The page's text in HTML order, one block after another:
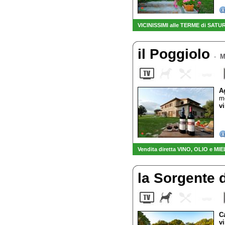
VICINISSIMI alle TERME di
il Poggiolo -
Vendita diretta VINO, OLIO e
la Sorgente